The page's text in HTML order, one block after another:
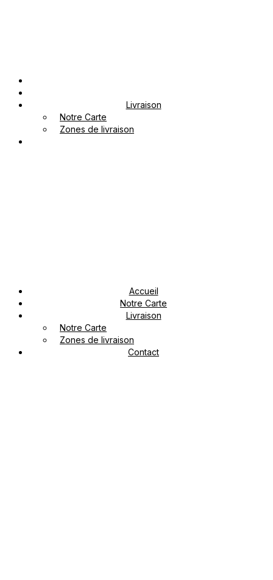
Livraison
Notre Carte
Zones de livraison
Accueil
Notre Carte
Livraison
Notre Carte
Zones de livraison
Contact